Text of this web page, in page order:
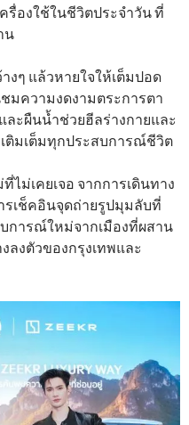
รื่องใช้ในชีวิตประจำวัน ที่
น
งๆ แล้วหายใจให้เต็มปอด
มความงดงามตระการตา
ละผืนน้ำช่วยฮีลร่างกายและ
ติมเต็มทุกประสบการณ์ชีวิต
ไม่เคยเจอ จากการเดินทาง
รเช็คอินจุดถ่ายรูปมุมลับที่
การณ์ใหม่จากเมืองที่ผสาน
งตัวของกรุงเทพและ